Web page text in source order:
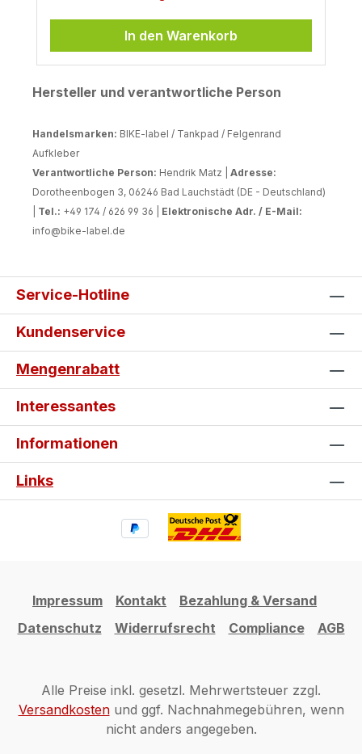
In den Warenkorb
Hersteller und verantwortliche Person
Handelsmarken: BIKE-label / Tankpad / Felgenrand
Aufkleber
Verantwortliche Person: Hendrik Matz | Adresse:
Dorotheenbogen 3, 06246 Bad Lauchstädt (DE - Deutschland)
Tel.: +49 174 / 626 99 36 | Elektronische Adr. / E-Mail:
info@bike-label.de
Service-Hotline
Kundenservice
Mengenrabatt
Interessantes
Informationen
Links
Impressum Kontakt
Bezahlung & Versand
Datenschutz
Widerrufsrecht Compliance AGB
Alle Preise inkl. gesetzl. Mehrwertsteuer zzgl.
Versandkostenund ggf. Nachnahmegebühren, wenn
nicht anders angegeben.